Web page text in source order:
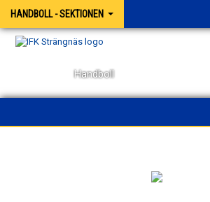
HANDBOLL - SEKTIONEN
Handboll